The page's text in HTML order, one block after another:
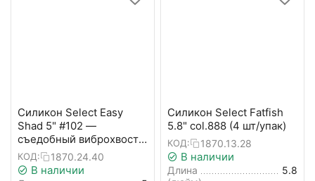
Силикон Select Easy
Shad 5" #102 —
съедобный виброхвост
для судака и щуки (5 шт/
упак)
КОД: 1870.24.40
В наличии
Силикон Select Fatfish
5.8" col.888 (4 шт/упак)
КОД: 1870.13.28
В наличии
Длина
5.8